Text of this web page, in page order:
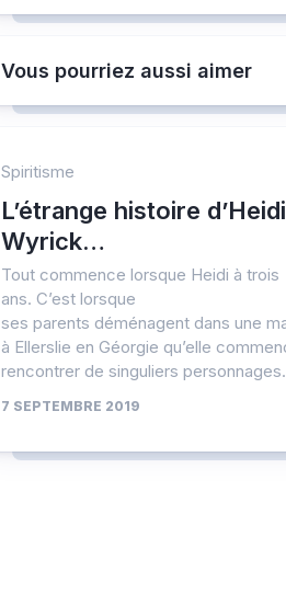
Vous pourriez aussi aimer
Spiritisme
L’étrange histoire d’Heidi
Wyrick…
Tout commence lorsque Heidi à trois
ans. C’est lorsque
ses parents déménagent dans une
à Ellerslie en Géorgie qu’elle
rencontrer de singuliers
7 SEPTEMBRE 2019